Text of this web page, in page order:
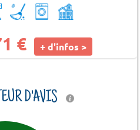
€ + d'infos >
D'AVIS